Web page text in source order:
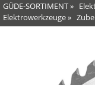
GÜDE-SORTIMENT»
Elektrowerkzeuge»